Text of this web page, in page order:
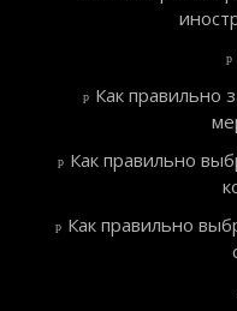
Как правильно
Как правильно
Как правильно